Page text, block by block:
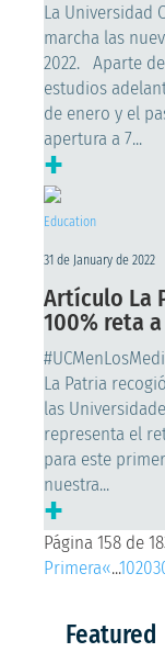
La Universidad
marcha las
2022. Aparte
estudios
de enero y el
apertura a 7...
+
Education
31 de January de 2022
Artículo La
100% reta
La Patria
las
representa el
para este
nuestra...
+
Página 158 de
Primera«...1020
Featured